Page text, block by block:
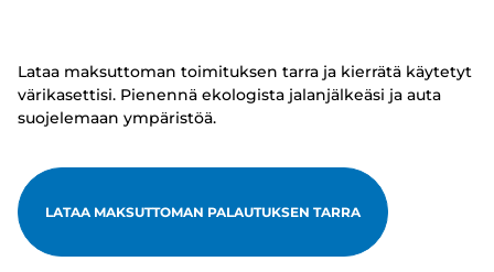
Lataa maksuttoman toimituksen tarra ja kierrätä käytetyt
värikasettisi. Pienennä ekologista jalanjälkeäsi ja auta
suojelemaan ympäristöä.
LATAA MAKSUTTOMAN PALAUTUKSEN TARRA